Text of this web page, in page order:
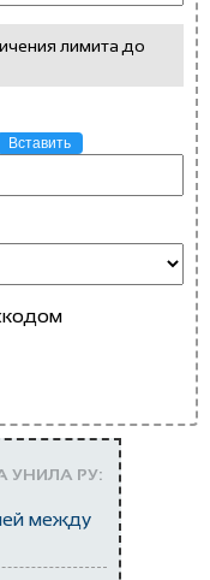
лимита до
Вставить
УНИЛА РУ:
между